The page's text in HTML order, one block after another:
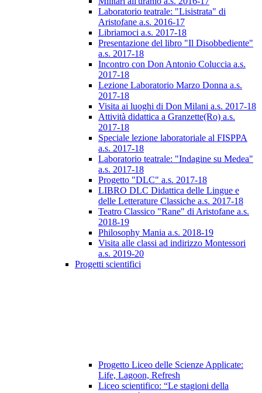
Laboratorio teatrale: "Lisistrata" di
Aristofane a.s. 2016-17
Libriamoci a.s. 2017-18
Presentazione del libro "Il Disobbediente"
a.s. 2017-18
Incontro con Don Antonio Coluccia a.s.
2017-18
Lezione Laboratorio Marzo Donna a.s.
2017-18
Visita ai luoghi di Don Milani a.s. 2017-18
Attività didattica a Granzette(Ro) a.s.
2017-18
Speciale lezione laboratoriale al FISPPA
a.s. 2017-18
Laboratorio teatrale: "Indagine su Medea"
a.s. 2017-18
Progetto "DLC" a.s. 2017-18
LIBRO DLC Didattica delle Lingue e
delle Letterature Classiche a.s. 2017-18
Teatro Classico "Rane" di Aristofane a.s.
2018-19
Philosophy Mania a.s. 2018-19
Visita alle classi ad indirizzo Montessori
a.s. 2019-20
Progetti scientifici
Progetto Liceo delle Scienze Applicate:
Life, Lagoon, Refresh
Liceo scientifico: “Le stagioni della